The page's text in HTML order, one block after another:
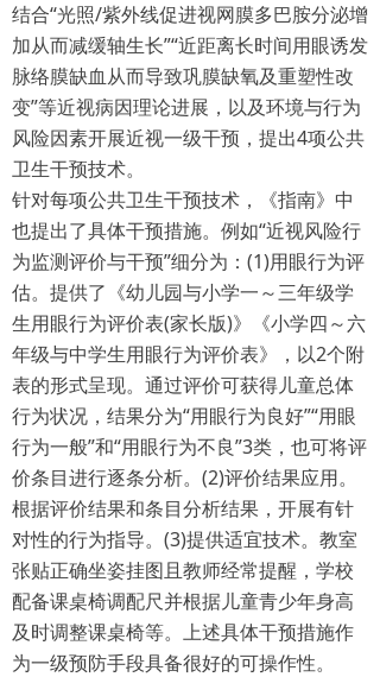
结合“光照/紫外线促进视网膜多巴胺分泌增
加从而减缓轴生长”“近距离长时间用眼诱发
脉络膜缺血从而导致巩膜缺氧及重塑性改
变”等近视病因理论进展，以及环境与行为
风险因素开展近视一级干预，提出4项公共
卫生干预技术。
针对每项公共卫生干预技术，《指南》中
也提出了具体干预措施。例如“近视风险行
为监测评价与干预”细分为：(1)用眼行为评
估。提供了《幼儿园与小学一～三年级学
生用眼行为评价表(家长版)》《小学四～六
年级与中学生用眼行为评价表》，以2个附
表的形式呈现。通过评价可获得儿童总体
行为状况，结果分为“用眼行为良好”“用眼
行为一般”和“用眼行为不良”3类，也可将评
价条目进行逐条分析。(2)评价结果应用。
根据评价结果和条目分析结果，开展有针
对性的行为指导。(3)提供适宜技术。教室
张贴正确坐姿挂图且教师经常提醒，学校
配备课桌椅调配尺并根据儿童青少年身高
及时调整课桌椅等。上述具体干预措施作
为一级预防手段具备很好的可操作性。